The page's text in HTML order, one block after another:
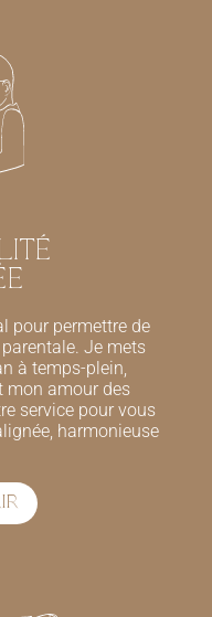
pour permettre de
Je mets
à temps-plein,
mon amour des
service pour vous
harmonieuse